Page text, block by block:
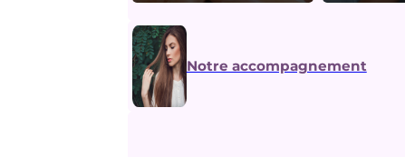
Notre accompagnement